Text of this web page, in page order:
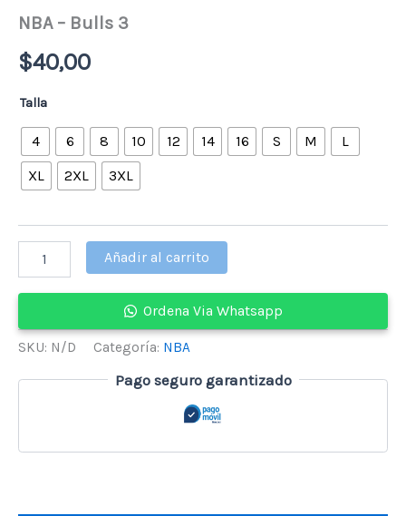
NBA – Bulls 3
$40,00
Talla
4 6 8 10 12 14 16 S M
L
XL
2XL 3XL
Añadir al carrito
Ordena Via Whatsapp
SKU: N/D Categoría: NBA
Pago seguro garantizado